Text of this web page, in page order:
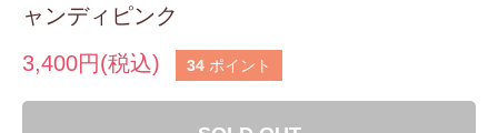
ャンディピンク
3,400円(税込)
34 ポイント